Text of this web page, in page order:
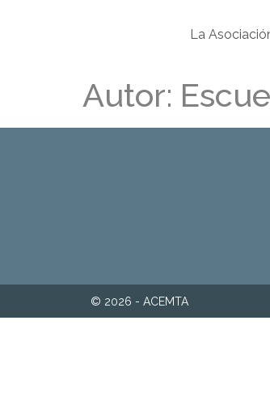
La
Autor:
© 2026 - ACEMTA